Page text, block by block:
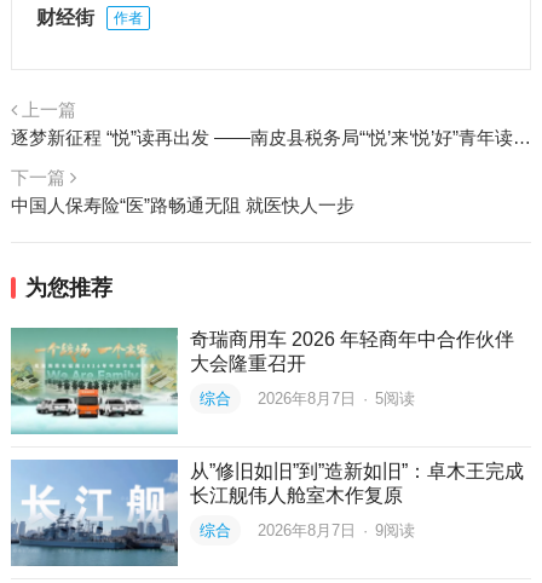
财经街 作者
上一篇
逐梦新征程 “悦”读再出发 ——南皮县税务局“‘悦’来‘悦’好”青年读书分享活动
下一篇
中国人保寿险“医”路畅通无阻 就医快人一步
为您推荐
奇瑞商用车 2026 年轻商年中合作伙伴
大会隆重召开
综合 2026年8月7日 · 5阅读
从”修旧如旧”到”造新如旧”：卓木王完成
长江舰伟人舱室木作复原
综合 2026年8月7日 · 9阅读